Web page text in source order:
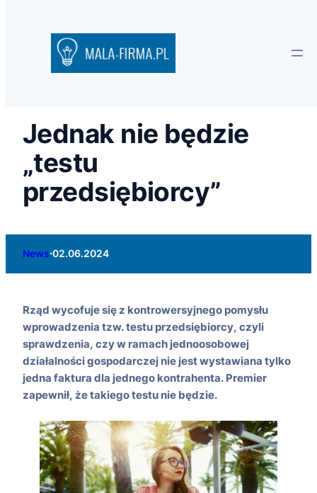
Jednak nie będzie
„testu
przedsiębiorcy”
News·02.06.2024
Rząd wycofuje się z kontrowersyjnego pomysłu
wprowadzenia tzw. testu przedsiębiorcy, czyli
sprawdzenia, czy w ramach jednoosobowej
działalności gospodarczej nie jest wystawiana tylko
jedna faktura dla jednego kontrahenta. Premier
zapewnił, że takiego testu nie będzie.